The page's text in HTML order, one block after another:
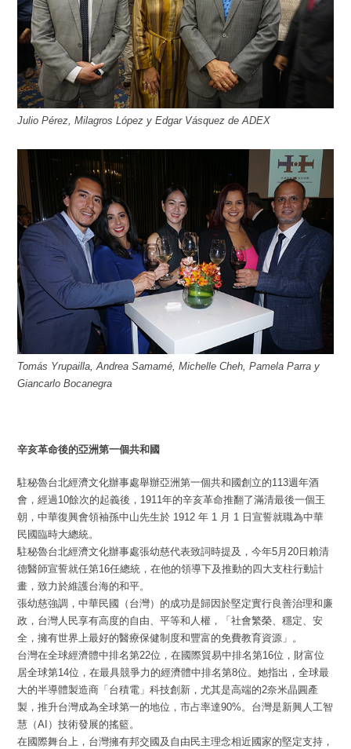
Julio Pérez, Milagros López y Edgar Vásquez de ADEX
Tomás Yrupailla, Andrea Samamé, Michelle Cheh, Pamela Parra y
Giancarlo Bocanegra
辛亥革命後的亞洲第一個共和國
駐秘魯台北經濟文化辦事處舉辦亞洲第一個共和國創立的113週年酒
會，經過10餘次的起義後，1911年的辛亥革命推翻了滿清最後一個王
朝，中華復興會領袖孫中山先生於 1912 年 1 月 1 日宣誓就職為中華
民國臨時大總統。
駐秘魯台北經濟文化辦事處張幼慈代表致詞時提及，今年5月20日賴清
德醫師宣誓就任第16任總統，在他的領導下及推動的四大支柱行動計
畫，致力於維護台海的和平。
張幼慈強調，中華民國（台灣）的成功是歸因於堅定實行良善治理和廉
政，台灣人民享有高度的自由、平等和人權，「社會繁榮、穩定、安
全，擁有世界上最好的醫療保健制度和豐富的免費教育資源」。
台灣在全球經濟體中排名第22位，在國際貿易中排名第16位，財富位
居全球第14位，在最具競爭力的經濟體中排名第8位。她指出，全球最
大的半導體製造商「台積電」科技創新，尤其是高端的2奈米晶圓產
製，推升台灣成為全球第一的地位，市占率達90%。台灣是新興人工智
慧（AI）技術發展的搖籃。
在國際舞台上，台灣擁有邦交國及自由民主理念相近國家的堅定支持，